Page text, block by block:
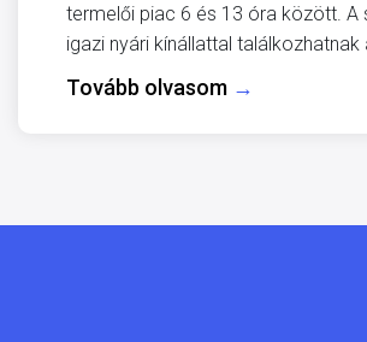
termelői piac 6 és 13 óra között. A
igazi nyári kínállattal találkozhatnak
Tovább olvasom →